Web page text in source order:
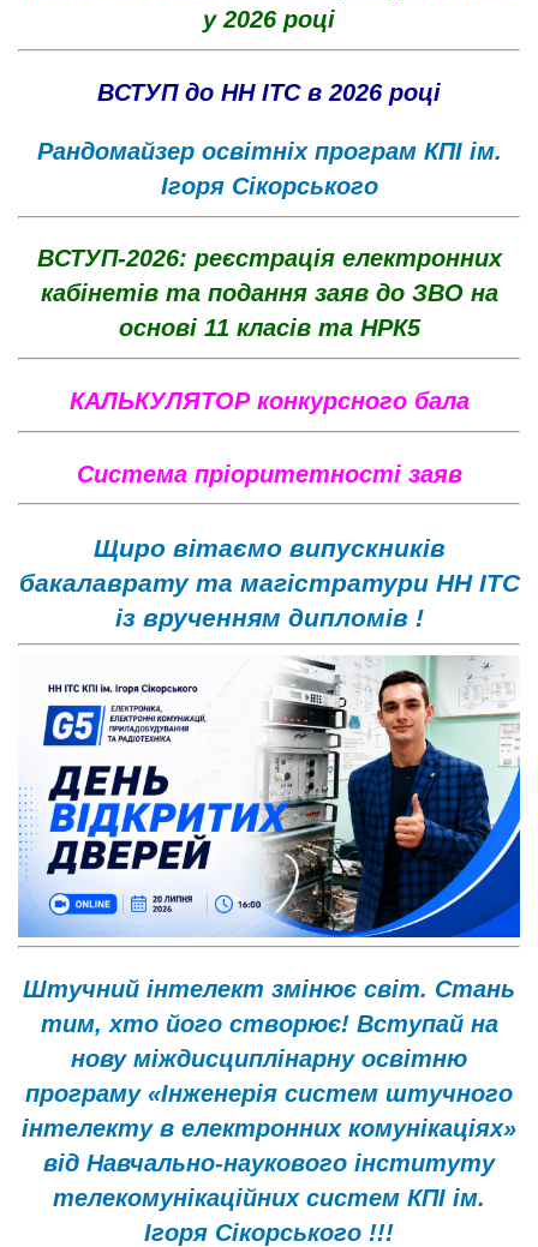
у 2026 році
ВСТУП до НН ІТС в 2026 році
Рандомайзер освітніх програм КПІ ім.
Ігоря Сікорського
ВСТУП-2026: реєстрація електронних
кабінетів та подання заяв до ЗВО на
основі 11 класів та НРК5
КАЛЬКУЛЯТОР конкурсного бала
Система пріоритетності заяв
Щиро вітаємо випускників
бакалаврату та магістратури НН ІТС
із врученням дипломів !
Штучний інтелект змінює світ. Стань
тим, хто його створює! Вступай на
нову міждисциплінарну освітню
програму «Інженерія систем штучного
інтелекту в електронних комунікаціях»
від Навчально-наукового інституту
телекомунікаційних систем КПІ ім.
Ігоря Сікорського !!!